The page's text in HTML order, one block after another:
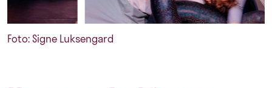
Foto: Signe Luksengard